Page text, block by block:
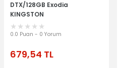
DTX/128GB Exodia
KINGSTON
0.0 Puan - 0 Yorum
679,54 TL